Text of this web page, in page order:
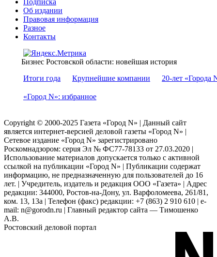
Подписка
Об издании
Правовая информация
Разное
Контакты
Бизнес Ростовской области: новейшая история
Итоги года
Крупнейшие компании 20-лет «Города
«Город N»: избранное
Copyright © 2000-2025 Газета «Город N» | Данный сайт
является интернет-версией деловой газеты «Город N» |
Сетевое издание «Город N» зарегистрировано
Роскомнадзором: серuя Эл № ФС77-78133 от 27.03.2020 |
Использование материалов допускается только с активной
ссылкой на публикации «Город N» | Публикации содержат
информацию, не предназначенную для пользователей до 16
лет. | Учредитель, издатель и редакция ООО «Газета» | Адрес
редакции: 344000, Ростов-на-Дону, ул. Варфоломеева, 261/81,
ком. 13, 13а | Телефон (факс) редакции: +7 (863) 2 910 610 | e-
mail: n@gorodn.ru | Главный редактор сайта — Тимошенко
А.В.
Ростовский деловой портал